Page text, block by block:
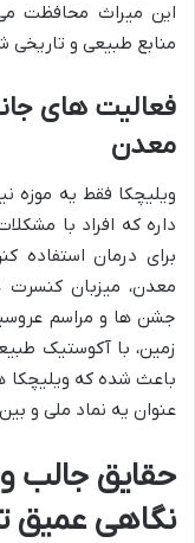
این میراث محافظت
منابع طبیعی و
فعالیت های
معدن
ویلیچکا فقط یه موزه
داره که افراد با
برای درمان استفاده
معدن، میزبان کنسرت
زمین، با آکوستیک
باعث شده که ویلیچکا
عنوان یه نماد ملی و
نگاهی عمیق